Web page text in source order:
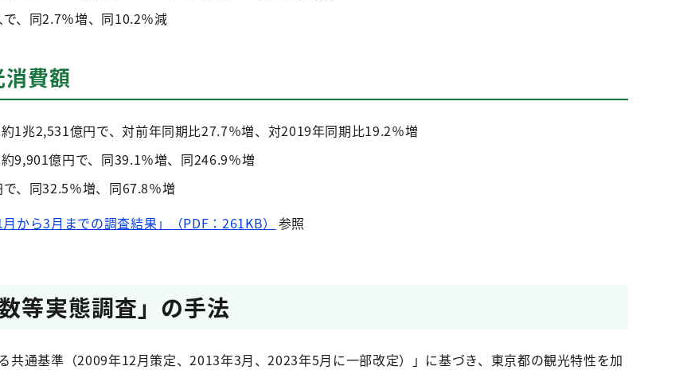
、同2.7％増、同10.2％減
費額
1兆2,531億円で、対前年同期比27.7％増、対2019年同期比19.2％増
9,901億円で、同39.1％増、同246.9％増
、同32.5％増、同67.8％増
月から3月までの調査結果」（PDF：261KB） 参照
等実態調査」の手法
共通基準（2009年12月策定、2013年3月、2023年5月に一部改定）」に基づき、東京都の観光特性を加